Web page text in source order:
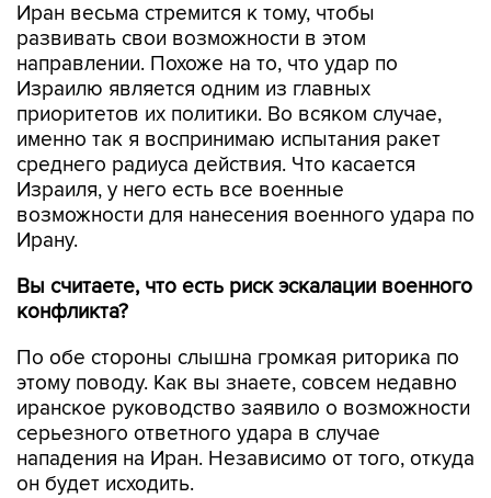
Иран весьма стремится к тому, чтобы
развивать свои возможности в этом
направлении. Похоже на то, что удар по
Израилю является одним из главных
приоритетов их политики. Во всяком случае,
именно так я воспринимаю испытания ракет
среднего радиуса действия. Что касается
Израиля, у него есть все военные
возможности для нанесения военного удара по
Ирану.
Вы считаете, что есть риск эскалации военного
конфликта?
По обе стороны слышна громкая риторика по
этому поводу. Как вы знаете, совсем недавно
иранское руководство заявило о возможности
серьезного ответного удара в случае
нападения на Иран. Независимо от того, откуда
он будет исходить.